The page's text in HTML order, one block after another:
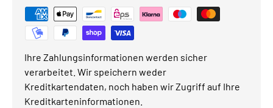
Ihre Zahlungsinformationen werden sicher
verarbeitet. Wir speichern weder
Kreditkartendaten, noch haben wir Zugriff auf Ihre
Kreditkarteninformationen.